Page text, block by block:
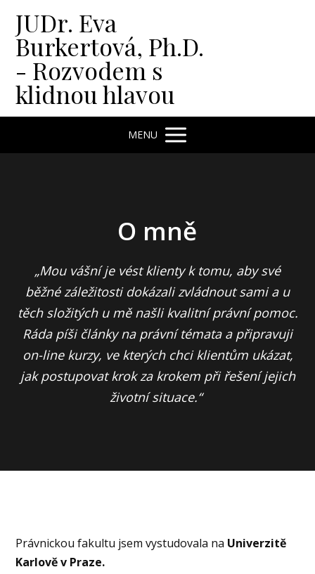
JUDr. Eva
Burkertová, Ph.D.
- Rozvodem s
klidnou hlavou
MENU
O mně
„Mou vášní je vést klienty k tomu, aby své
běžné záležitosti dokázali zvládnout sami a u
těch složitých u mě našli kvalitní právní pomoc.
Ráda píši články na právní témata a připravuji
on-line kurzy, ve kterých chci klientům ukázat,
jak postupovat krok za krokem při řešení jejich
životní situace.“
Právnickou fakultu jsem vystudovala na Univerzitě
Karlově v Praze.